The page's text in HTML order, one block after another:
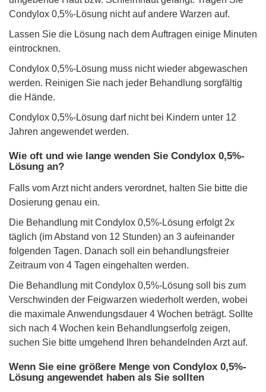
Condylox 0,5%-Lösung nicht auf andere Warzen auf.
Lassen Sie die Lösung nach dem Auftragen einige Minuten
eintrocknen.
Condylox 0,5%-Lösung muss nicht wieder abgewaschen
werden. Reinigen Sie nach jeder Behandlung sorgfältig
die Hände.
Condylox 0,5%-Lösung darf nicht bei Kindern unter 12
Jahren angewendet werden.
Wie oft und wie lange wenden Sie Condylox 0,5%-
Lösung an?
Falls vom Arzt nicht anders verordnet, halten Sie bitte die
Dosierung genau ein.
Die Behandlung mit Condylox 0,5%-Lösung erfolgt 2x
täglich (im Abstand von 12 Stunden) an 3 aufeinander
folgenden Tagen. Danach soll ein behandlungsfreier
Zeitraum von 4 Tagen eingehalten werden.
Die Behandlung mit Condylox 0,5%-Lösung soll bis zum
Verschwinden der Feigwarzen wiederholt werden, wobei
die maximale Anwendungsdauer 4 Wochen beträgt. Sollte
sich nach 4 Wochen kein Behandlungserfolg zeigen,
suchen Sie bitte umgehend Ihren behandelnden Arzt auf.
Wenn Sie eine größere Menge von Condylox 0,5%-
Lösung angewendet haben als Sie sollten